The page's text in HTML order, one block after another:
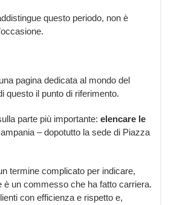
questo periodo, non è
pagina dedicata al mondo del
questo il punto di riferimento.
parte più importante: elencare le
– dopotutto la sede di Piazza
termine complicato per indicare,
è un commesso che ha fatto carriera.
con efficienza e rispetto e,